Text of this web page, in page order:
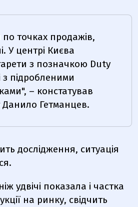
точках продажів,
У центрі Києва
з позначкою Duty
з підробленими
– констатував
Данило Гетманцев.
дослідження, ситуація
удвічі показала і частка
на ринку, свідчить